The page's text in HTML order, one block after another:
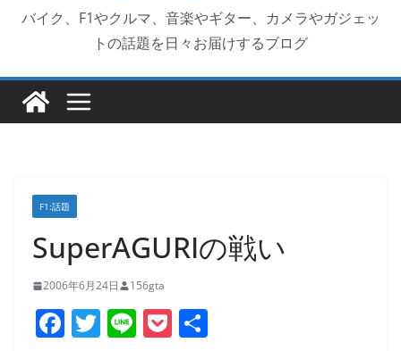
バイク、F1やクルマ、音楽やギター、カメラやガジェッ
トの話題を日々お届けするブログ
F1:話題
SuperAGURIの戦い
2006年6月24日 156gta
F T Li P